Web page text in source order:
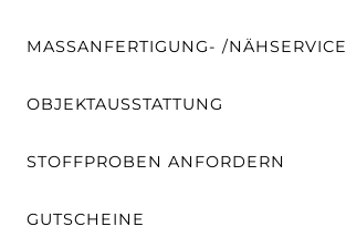
MASSANFERTIGUNG- /NÄHSERVICE
OBJEKTAUSSTATTUNG
STOFFPROBEN ANFORDERN
GUTSCHEINE